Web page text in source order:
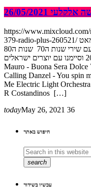
26/05/2021
https://
379-radio-plus-260521/ משה בתיבה 379 פתחנו עם סיפורו של מאט
באזבי שנולד היום לפני 111 שנים המשכנו עם שירי שנות ה70 שנות ה80
ואפילו שנות ה2000 וסיימנו עם יוצרים ישראלים Ryan Paris Feat
Mauro - Buona Sera
Calling Danzel - You spin
Me Electric Light
R Costandinos […]
todayMay 26, 2021 36
חיפוש באתר
search
עכשיו בשידור